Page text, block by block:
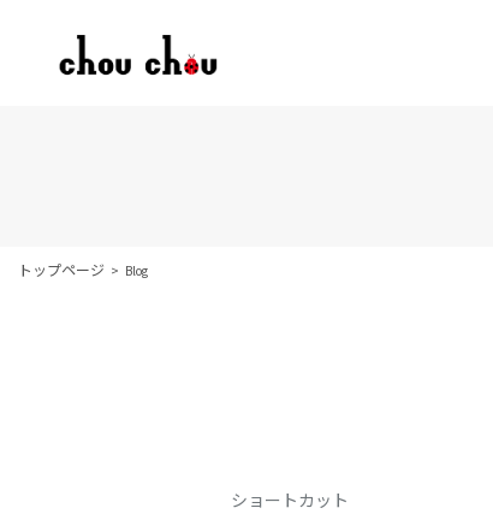
トップページ Blog
ショートカット